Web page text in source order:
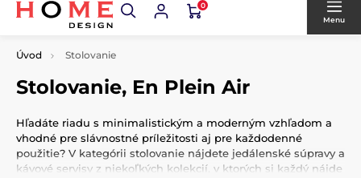
0
Menu
Úvod Stolovanie
Stolovanie, En Plein Air
Hľadáte riadu s minimalistickým a moderným vzhľadom a
vhodné pre slávnostné príležitosti aj pre každodenné
použitie? V kategórii stolovanie nájdete jedálenské súpravy a
kávové servisy z niekoľkých kolekcií, v ktorých si každý nájde